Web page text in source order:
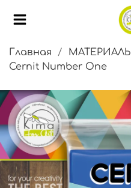
Главная МАТЕРИАЛЫ
Cernit Number One